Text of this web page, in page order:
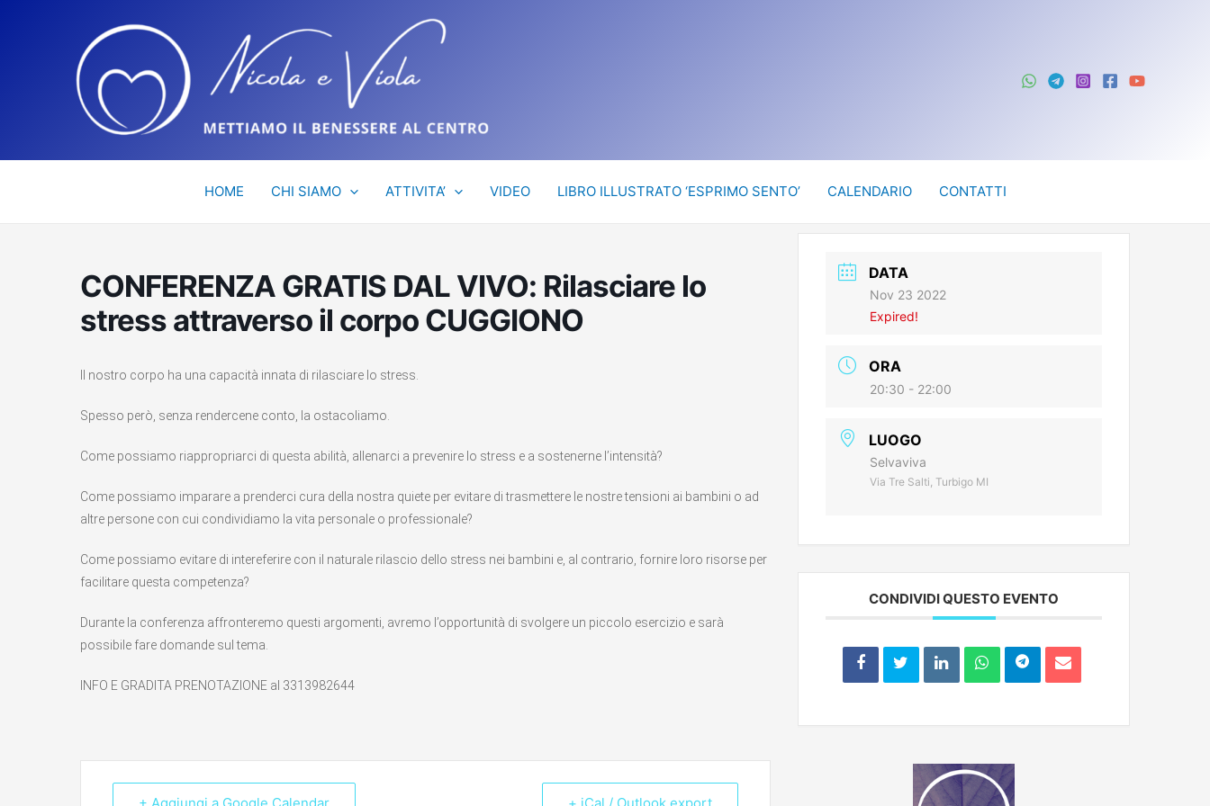
HOME CHI SIAMO ATTIVITA’ VIDEO LIBRO ILLUSTRATO ‘ESPRIMO SENTO’ CALENDARIO CONTATTI
CONFERENZA GRATIS DAL VIVO: Rilasciare lo
stress attraverso il corpo CUGGIONO
Il nostro corpo ha una capacità innata di rilasciare lo stress.
Spesso però, senza rendercene conto, la ostacoliamo.
Come possiamo riappropriarci di questa abilità, allenarci a prevenire lo stress e a sostenerne l’intensità?
Come possiamo imparare a prenderci cura della nostra quiete per evitare ditrasmettere le nostre tensioni ai bambini o ad
altre persone con cui condividiamo la vita personale o professionale?
Come possiamo evitare di intereferire con il naturale rilascio dello stress nei bambini e, al contrario, fornire loro risorse per
facilitare questa competenza?
Durante la conferenza affronteremo questi argomenti, avremo l’opportunità di svolgere un piccolo esercizio e sarà
possibile fare domande sul tema.
INFO E GRADITA PRENOTAZIONE al 3313982644
DATA
Nov 23 2022
Expired!
ORA
20:30 - 22:00
LUOGO
Selvaviva
Via Tre Salti, Turbigo MI
CONDIVIDI QUESTO EVENTO